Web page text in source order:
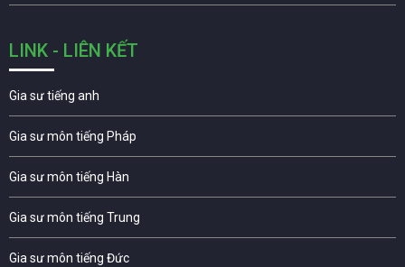
LINK - LIÊN KẾT
Gia sư tiếng anh
Gia sư môn tiếng Pháp
Gia sư môn tiếng Hàn
Gia sư môn tiếng Trung
Gia sư môn tiếng Đức